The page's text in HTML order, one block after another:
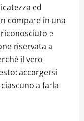
ed
compare in una
e
riservata a
il vero
accorgersi
a farla